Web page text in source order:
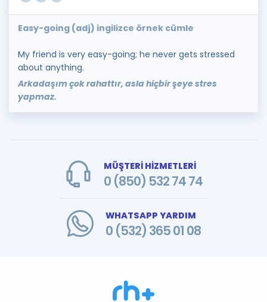
Easy-going (adj) ingilizce örnek cümle
My friend is very easy-going; he never gets stressed
about anything.
Arkadaşım çok rahattır, asla hiçbir şeye stres
yapmaz.
MÜŞTERİ HİZMETLERİ
0 (850) 532 74 74
WHATSAPP YARDIM
0 (532) 365 01 08